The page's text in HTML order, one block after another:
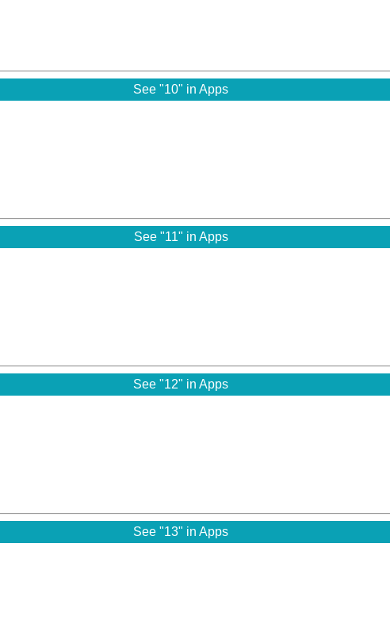
See "10" in Apps
See "11" in Apps
See "12" in Apps
See "13" in Apps